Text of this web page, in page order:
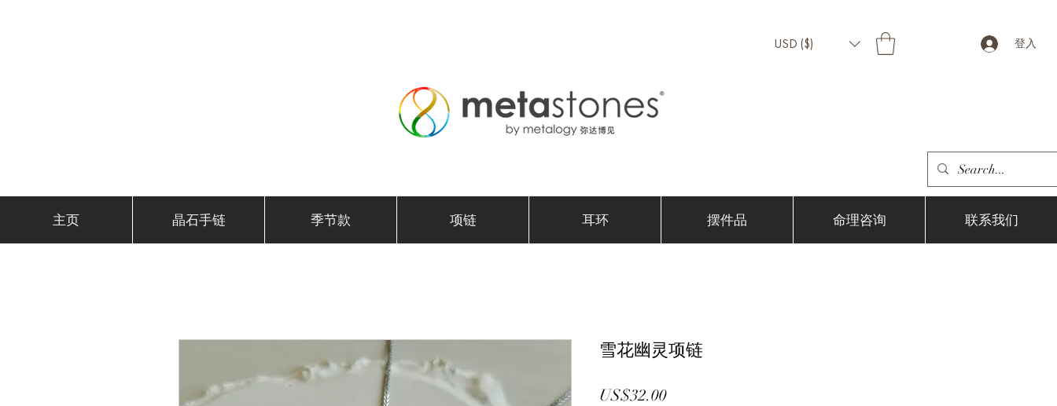
USD ($) 登入
主页 晶石手链 季节款 项链 耳环 摆件品 命理咨询 联系我们
雪花幽灵项链
US$32.00價